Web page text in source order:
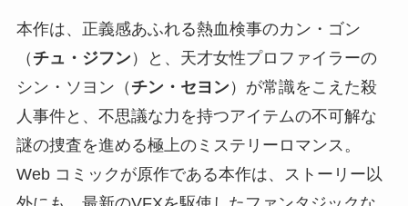
本作は、正義感あふれる熱血検事のカン・ゴン
（ チュ・ジフン）と、天才女性プロファイラーの
シン・ソヨン（ チン・セヨン）が常識をこえた殺
人事件と、不思議な力を持つアイテムの不可解な
謎の捜査を進める極上のミステリーロマンス。
Web コミックが原作である本作は、ストーリー以